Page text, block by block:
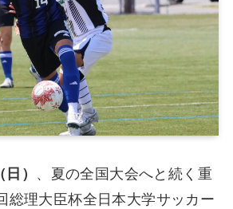
） 、夏の全国大会へと続く重
総理大臣杯全日本大学サッカー